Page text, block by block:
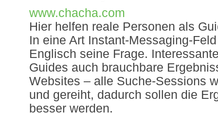
www.chacha.com
Hier helfen reale Personen als
In eine Art Instant-Messaging-
Englisch seine Frage.
Guides auch brauchbare
Websites – alle Suche-Sessions
und gereiht, dadurch sollen die
besser werden.